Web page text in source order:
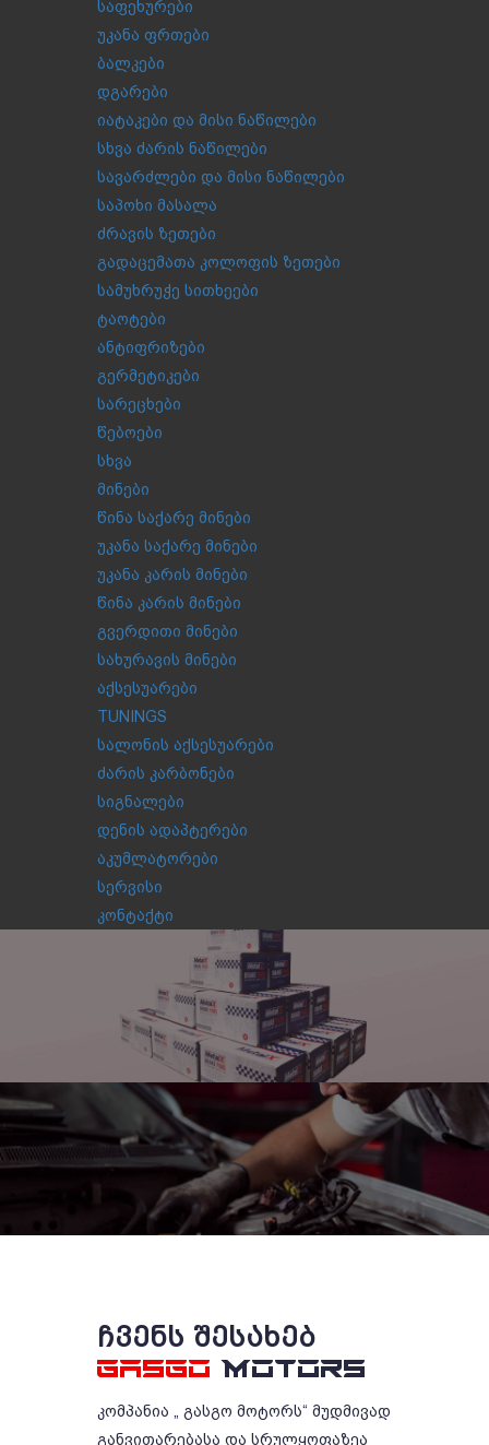
საფეხურები
უკანა ფრთები
ბალკები
დგარები
იატაკები და მისი ნაწილები
სხვა ძარის ნაწილები
სავარძლები და მისი ნაწილები
საპოხი მასალა
ძრავის ზეთები
გადაცემათა კოლოფის ზეთები
სამუხრუჭე სითხეები
ტაოტები
ანტიფრიზები
გერმეტიკები
სარეცხები
წებოები
სხვა
მინები
წინა საქარე მინები
უკანა საქარე მინები
უკანა კარის მინები
წინა კარის მინები
გვერდითი მინები
სახურავის მინები
აქსესუარები
TUNINGS
სალონის აქსესუარები
ძარის კარბონები
სიგნალები
დენის ადაპტერები
აკუმლატორები
სერვისი
კონტაქტი
ᲩᲕᲔᲜᲡ ᲨᲔᲡᲐᲮᲔᲑ
GASGO MOTORS
კომპანია „ გასგო მოტორს“ მუდმივად
განვითარებასა და სრულყოფაზეა